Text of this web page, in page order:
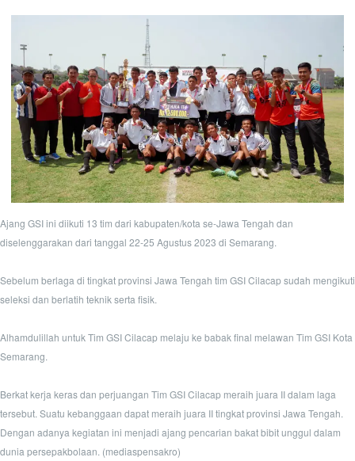
Ajang GSI ini diikuti 13 tim dari kabupaten/kota se-Jawa Tengah dan
diselenggarakan dari tanggal 22-25 Agustus 2023 di Semarang.
Sebelum berlaga di tingkat provinsi Jawa Tengah tim GSI Cilacap sudah mengikuti
seleksi dan berlatih teknik serta fisik.
Alhamdulillah untuk Tim GSI Cilacap melaju ke babak final melawan Tim GSI Kota
Semarang.
Berkat kerja keras dan perjuangan Tim GSI Cilacap meraih juara II dalam laga
tersebut. Suatu kebanggaan dapat meraih juara II tingkat provinsi Jawa Tengah.
Dengan adanya kegiatan ini menjadi ajang pencarian bakat bibit unggul dalam
dunia persepakbolaan. (mediaspensakro)